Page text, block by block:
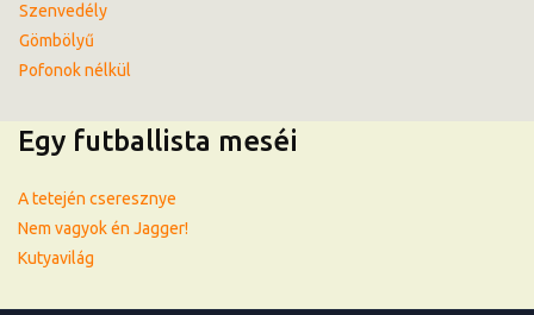
Szenvedély
Gömbölyű
Pofonok nélkül
Egy futballista meséi
A tetején cseresznye
Nem vagyok én Jagger!
Kutyavilág